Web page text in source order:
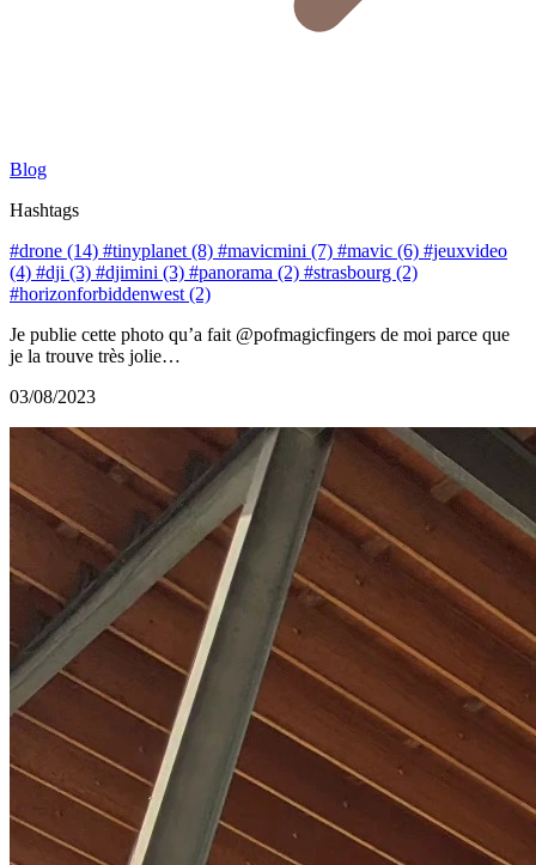
Blog
Hashtags
#drone (14) #tinyplanet (8) #mavicmini (7) #mavic (6) #jeuxvideo
(4) #dji (3) #djimini (3) #panorama (2) #strasbourg (2)
#horizonforbiddenwest (2)
Je publie cette photo qu’a fait @pofmagicfingers de moi parce que
je la trouve très jolie…
03/08/2023